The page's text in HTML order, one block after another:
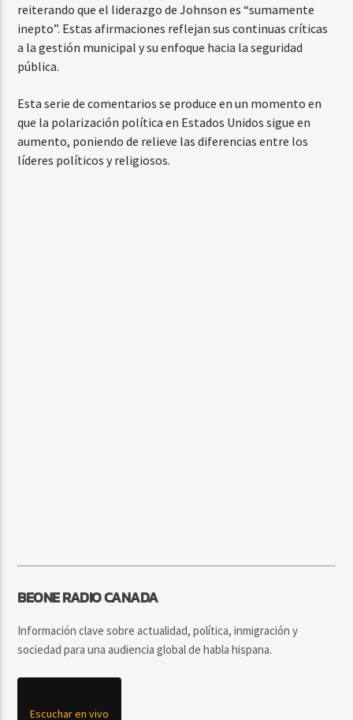
reiterando que el liderazgo de Johnson es “sumamente
inepto”. Estas afirmaciones reflejan sus continuas críticas
a la gestión municipal y su enfoque hacia la seguridad
pública.
Esta serie de comentarios se produce en un momento en
que la polarización política en Estados Unidos sigue en
aumento, poniendo de relieve las diferencias entre los
líderes políticos y religiosos.
BEONE RADIO CANADA
Información clave sobre actualidad, política, inmigración y
sociedad para una audiencia global de habla hispana.
Escuchar en vivo